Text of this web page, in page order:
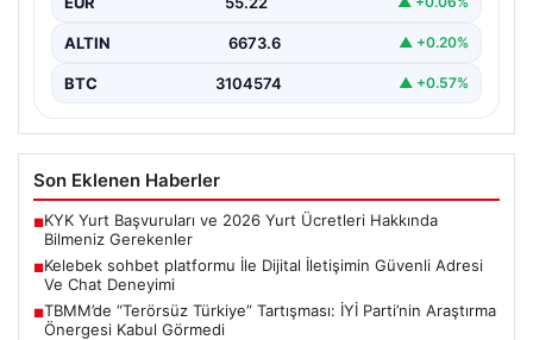
ALTIN 6673.6 ▲ +0.20%
BTC 3104574 ▲ +0.57%
Son Eklenen Haberler
■KYK Yurt Başvuruları ve 2026 Yurt Ücretleri Hakkında
Bilmeniz Gerekenler
■Kelebek sohbet platformu İle Dijital İletişimin Güvenli Adresi
Ve Chat Deneyimi
■TBMM’de “Terörsüz Türkiye” Tartışması: İYİ Parti’nin Araştırma
Önergesi Kabul Görmedi